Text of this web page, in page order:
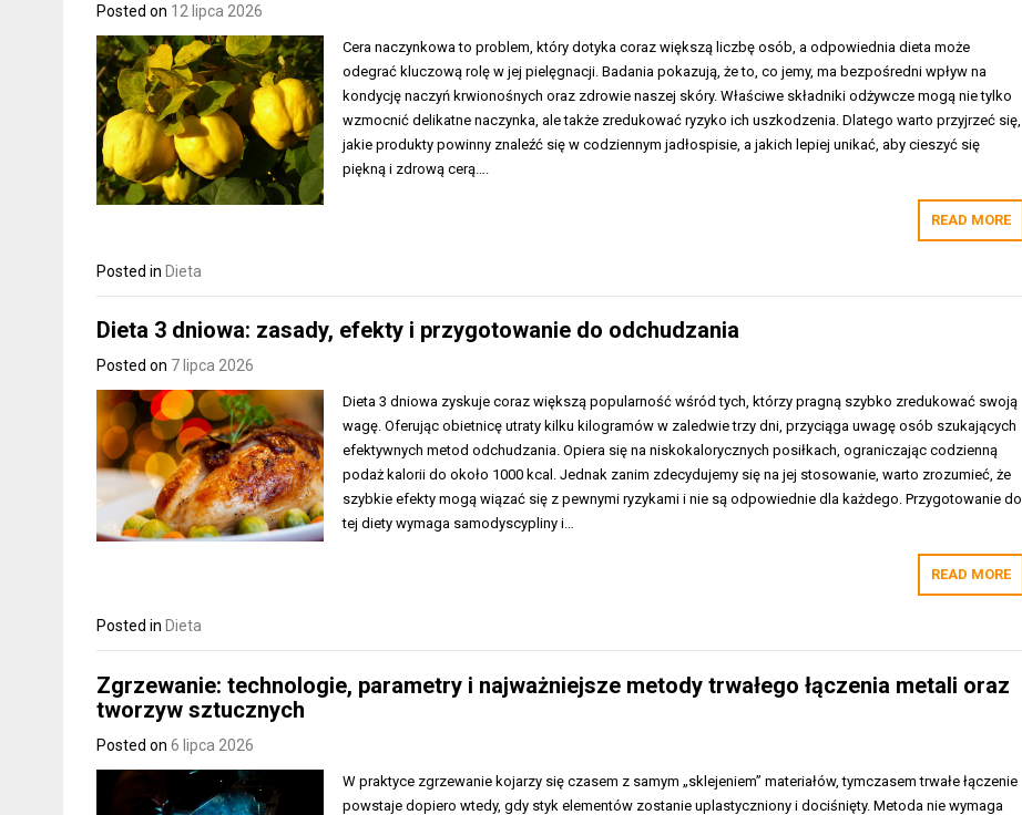
Posted on 12 lipca 2026
Cera naczynkowa to problem, który dotyka coraz większą liczbę osób, a odpowiednia dieta może
odegrać kluczową rolę w jej pielęgnacji. Badania pokazują, że to, co jemy, ma bezpośredni wpływ na
kondycję naczyń krwionośnych oraz zdrowie naszej skóry. Właściwe składniki odżywcze mogą nie tylko
wzmocnić delikatne naczynka, ale także zredukować ryzyko ich uszkodzenia. Dlatego warto przyjrzeć się,
jakie produkty powinny znaleźć się w codziennym jadłospisie, a jakich lepiej unikać, aby cieszyć się
piękną i zdrową cerą….
READ MORE
Posted in Dieta
Dieta 3 dniowa: zasady, efekty i przygotowanie do odchudzania
Posted on 7 lipca 2026
Dieta 3 dniowa zyskuje coraz większą popularność wśród tych, którzy pragną szybko zredukować swoją
wagę. Oferując obietnicę utraty kilku kilogramów w zaledwie trzy dni, przyciąga uwagę osób szukających
efektywnych metod odchudzania. Opiera się na niskokalorycznych posiłkach, ograniczając codzienną
podaż kalorii do około 1000 kcal. Jednak zanim zdecydujemy się na jej stosowanie, warto zrozumieć, że
szybkie efekty mogą wiązać się z pewnymi ryzykami i nie są odpowiednie dla każdego. Przygotowanie do
tej diety wymaga samodyscypliny i…
READ MORE
Posted in Dieta
Zgrzewanie: technologie, parametry i najważniejsze metody trwałego łączenia metali oraz
tworzyw sztucznych
Posted on 6 lipca 2026
W praktyce zgrzewanie kojarzy się czasem z samym „sklejeniem” materiałów, tymczasem trwałe łączenie
powstaje dopiero wtedy, gdy styk elementów zostanie uplastyczniony i dociśnięty. Metoda nie wymaga